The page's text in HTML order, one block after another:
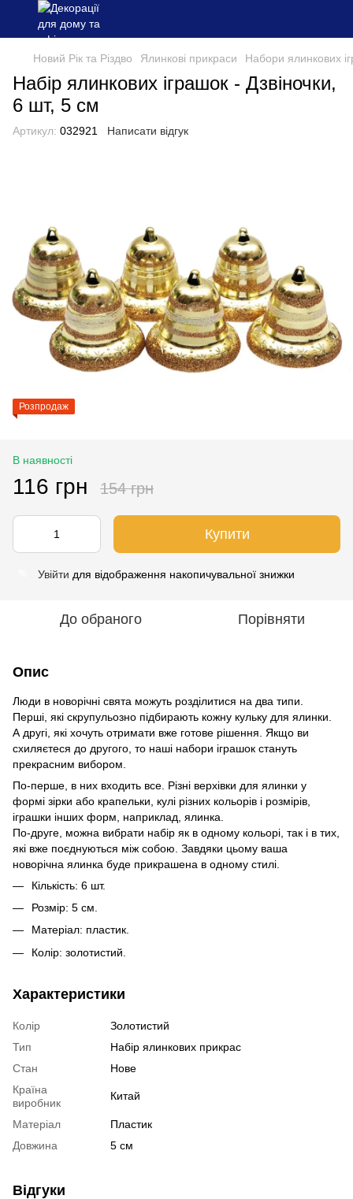
Новий Рік та Різдво Ялинкові прикраси Набори ялинкових
Набір ялинкових іграшок - Дзвіночки,
6 шт, 5 см
Артикул: 032921 Написати відгук
Розпродаж
В наявності
116 грн 154 грн
Купити
Увійти для відображення накопичувальної знижки
До обраного Порівняти
Опис
Люди в новорічні свята можуть розділитися на два типи.
Перші, які скрупульозно підбирають кожну кульку для ялинки.
А другі, які хочуть отримати вже готове рішення. Якщо ви
схиляєтеся до другого, то наші набори іграшок стануть
прекрасним вибором.
По-перше, в них входить все. Різні верхівки для ялинки у
формі зірки або крапельки, кулі різних кольорів і розмірів,
іграшки інших форм, наприклад, ялинка.
По-друге, можна вибрати набір як в одному кольорі, так і в тих,
які вже поєднуються між собою. Завдяки цьому ваша
новорічна ялинка буде прикрашена в одному стилі.
Кількість: 6 шт.
Розмір: 5 см.
Матеріал: пластик.
Колір: золотистий.
Характеристики
Колір
Золотистий
Тип
Набір ялинкових прикрас
Стан
Нове
Країна
виробник
Китай
Матеріал
Пластик
Довжина
5 см
Відгуки